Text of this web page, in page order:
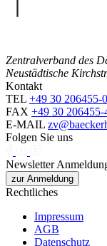
Zentralverband des
Neustädtische
Kontakt
TEL +49 30 206455-0
FAX +49 30 206455-
E-MAIL
Folgen Sie uns
Newsletter
zur Anmeldung
Rechtliches
Impressum
AGB
Datenschutz